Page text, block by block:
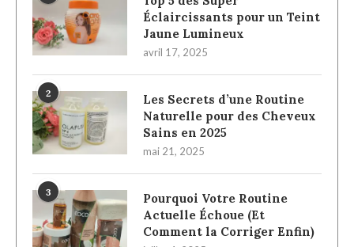
Éclaircissants pour un Teint
Jaune Lumineux
avril 17, 2025
2
Les Secrets d’une Routine
Naturelle pour des Cheveux
Sains en 2025
mai 21, 2025
3
Pourquoi Votre Routine
Actuelle Échoue (Et
Comment la Corriger Enfin)